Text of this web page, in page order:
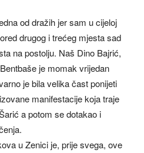
od dražih jer sam u cijeloj
drugog i trećeg mjesta sad
na postolju. Naš Dino Bajrić,
je momak vrijedan
je bila velika čast ponijeti
manifestacije koja traje
a potom se dotakao i
u Zenici je, prije svega, ove